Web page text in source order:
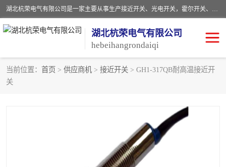
湖北杭荣电气有限公司是一家主要从事生产接近开关、光电开关，霍尔开关、两级跑偏开关、双向拉绳开关、速度监测器、皮带打滑开关、阻旋式料位开关、皮带纵向撕裂开关、溜槽堵塞开关、声光报警器、矿用磁性井筒开关等，主营行业：电气设备、仪器仪表制造, 高低压电器，成套电气设备，矿用防爆机电设备，皮带机综合保护系统，防爆电器，传感器，工矿配件，电器配件，自动化工业机器人的研发，制造，加工销售。
湖北杭荣电气有限公司
hebeihangrondaiqi
当前位置： 首页 > 供应商机 > 接近开关 > GH1-317QB耐高温接近开
关
声光报警器
滑线指示灯